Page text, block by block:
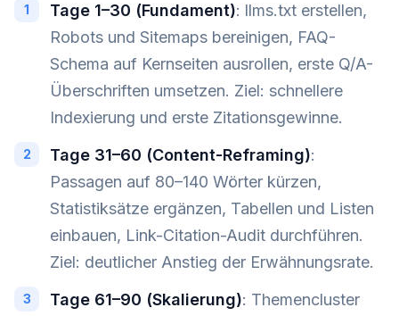
Tage 1–30 (Fundament): llms.txt erstellen,
Robots und Sitemaps bereinigen, FAQ-
Schema auf Kernseiten ausrollen, erste Q/A-
Überschriften umsetzen. Ziel: schnellere
Indexierung und erste Zitationsgewinne.
Tage 31–60 (Content-Reframing):
Passagen auf 80–140 Wörter kürzen,
Statistiksätze ergänzen, Tabellen und Listen
einbauen, Link-Citation-Audit durchführen.
Ziel: deutlicher Anstieg der Erwähnungsrate.
Tage 61–90 (Skalierung): Themencluster